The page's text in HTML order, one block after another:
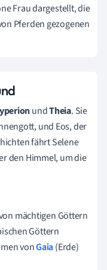
Frau dargestellt, die
Pferden gezogenen
undTheia. Sie
und Eos, der
fährt Selene
den Himmel, um die
mächtigen Göttern
Göttern
vonGaia(Erde)